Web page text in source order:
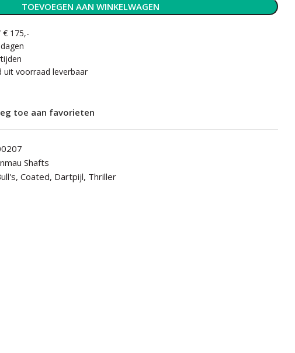
TOEVOEGEN AAN WINKELWAGEN
€ 175,-
uit voorraad leverbaar
toe aan favorieten
Shafts
, Coated, Dartpijl, Thriller